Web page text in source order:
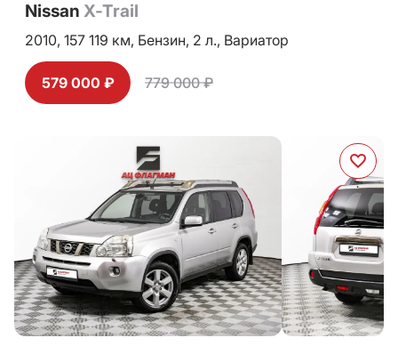
Nissan X-Trail
2010, 157 119 км, Бензин, 2 л., Вариатор
579 000 ₽ 779 000 ₽